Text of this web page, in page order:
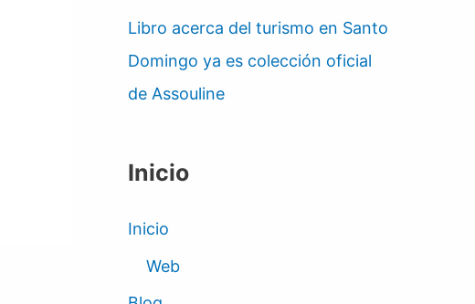
Libro acerca del turismo en Santo
Domingo ya es colección oficial
de Assouline
Inicio
Inicio
Web